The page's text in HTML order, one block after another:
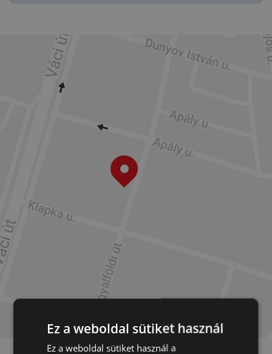
Ez a weboldal sütiket használ
Ez a weboldal sütiket használ a